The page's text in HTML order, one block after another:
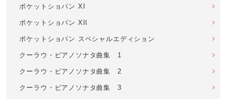
ポケットショパン XI
ポケットショパン XII
ポケットショパン スペシャルエディション
クーラウ・ピアノソナタ曲集 1
クーラウ・ピアノソナタ曲集 2
クーラウ・ピアノソナタ曲集 3